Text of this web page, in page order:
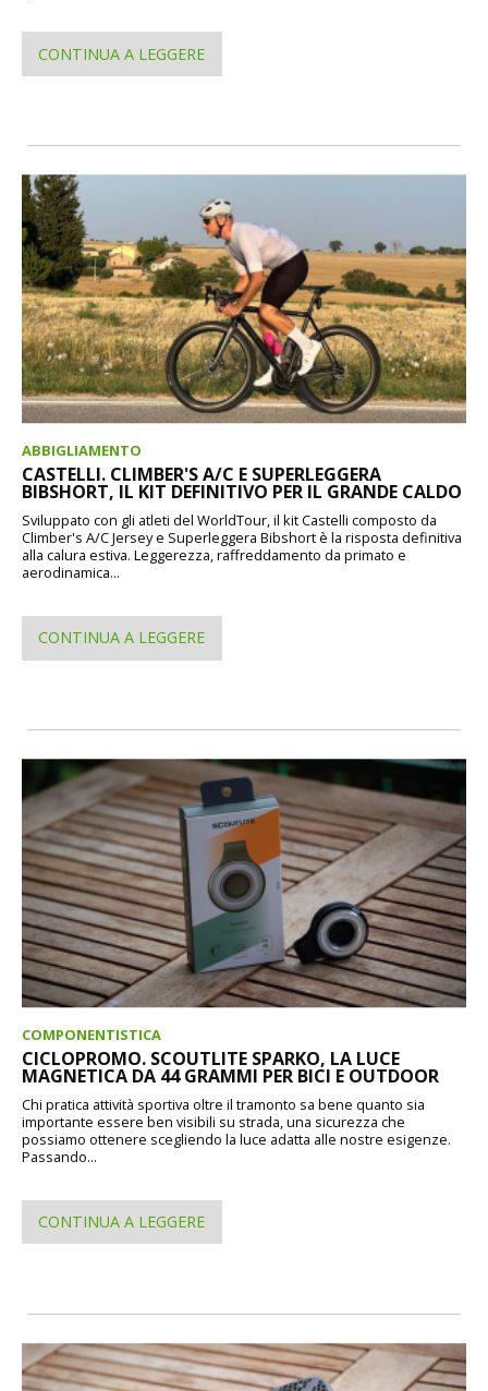
CONTINUA A LEGGERE
ABBIGLIAMENTO
CASTELLI. CLIMBER'S A/C E SUPERLEGGERA
BIBSHORT, IL KIT DEFINITIVO PER IL GRANDE CALDO
Sviluppato con gli atleti del WorldTour, il kit Castelli composto da
Climber's A/C Jersey e Superleggera Bibshort è la risposta definitiva
alla calura estiva. Leggerezza, raffreddamento da primato e
aerodinamica...
CONTINUA A LEGGERE
COMPONENTISTICA
CICLOPROMO. SCOUTLITE SPARKO, LA LUCE
MAGNETICA DA 44 GRAMMI PER BICI E OUTDOOR
Chi pratica attività sportiva oltre il tramonto sa bene quanto sia
importante essere ben visibili su strada, una sicurezza che
possiamo ottenere scegliendo la luce adatta alle nostre esigenze.
Passando...
CONTINUA A LEGGERE